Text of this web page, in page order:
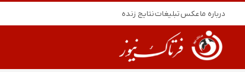
درباره ماعکستبلیغاتنتایج زنده